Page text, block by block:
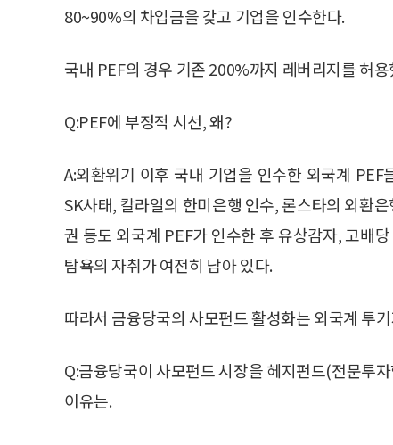
80~90%의 차입금을 갖고 기업을 인수한다.
국내 PEF의 경우 기존 200%까지 레버리지를 허
Q:PEF에 부정적 시선, 왜?
A:외환위기 이후 국내 기업을 인수한 외국계
SK사태, 칼라일의 한미은행 인수, 론스타의 외환
권 등도 외국계 PEF가 인수한 후 유상감자, 고배
탐욕의 자취가 여전히 남아 있다.
따라서 금융당국의 사모펀드 활성화는 외국계 투
Q:금융당국이 사모펀드 시장을 헤지펀드(전문투
이유는.